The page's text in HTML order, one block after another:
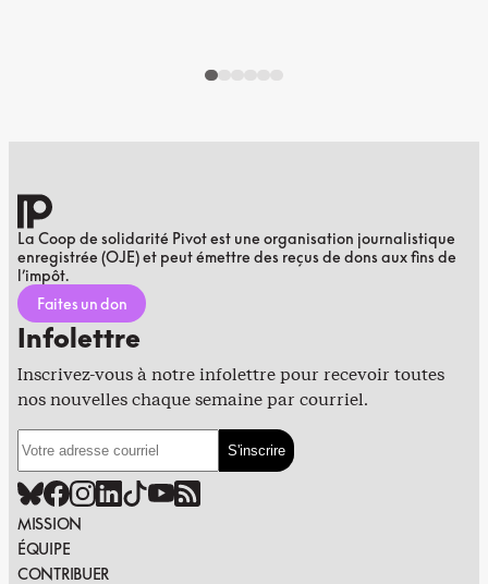
La Coop de solidarité Pivot est une organisation journalistique
enregistrée (OJE) et peut émettre des reçus de dons aux fins de
l’impôt.
Faites un don
Infolettre
Inscrivez-vous à notre infolettre pour recevoir toutes
nos nouvelles chaque semaine par courriel.
MISSION
ÉQUIPE
CONTRIBUER